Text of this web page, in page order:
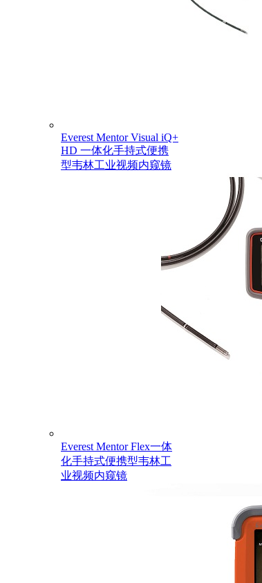
Everest Mentor Visual iQ+
HD 一体化手持式便携
型韦林工业视频内窥镜
Everest Mentor Flex一体
化手持式便携型韦林工
业视频内窥镜